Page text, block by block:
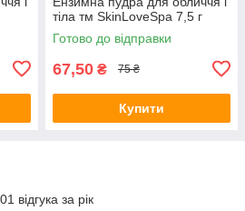
тіла тм SkinLoveSpa 7,5 г
Готово до відправки
67,50 ₴ 75 ₴
Купити
відгука за рік